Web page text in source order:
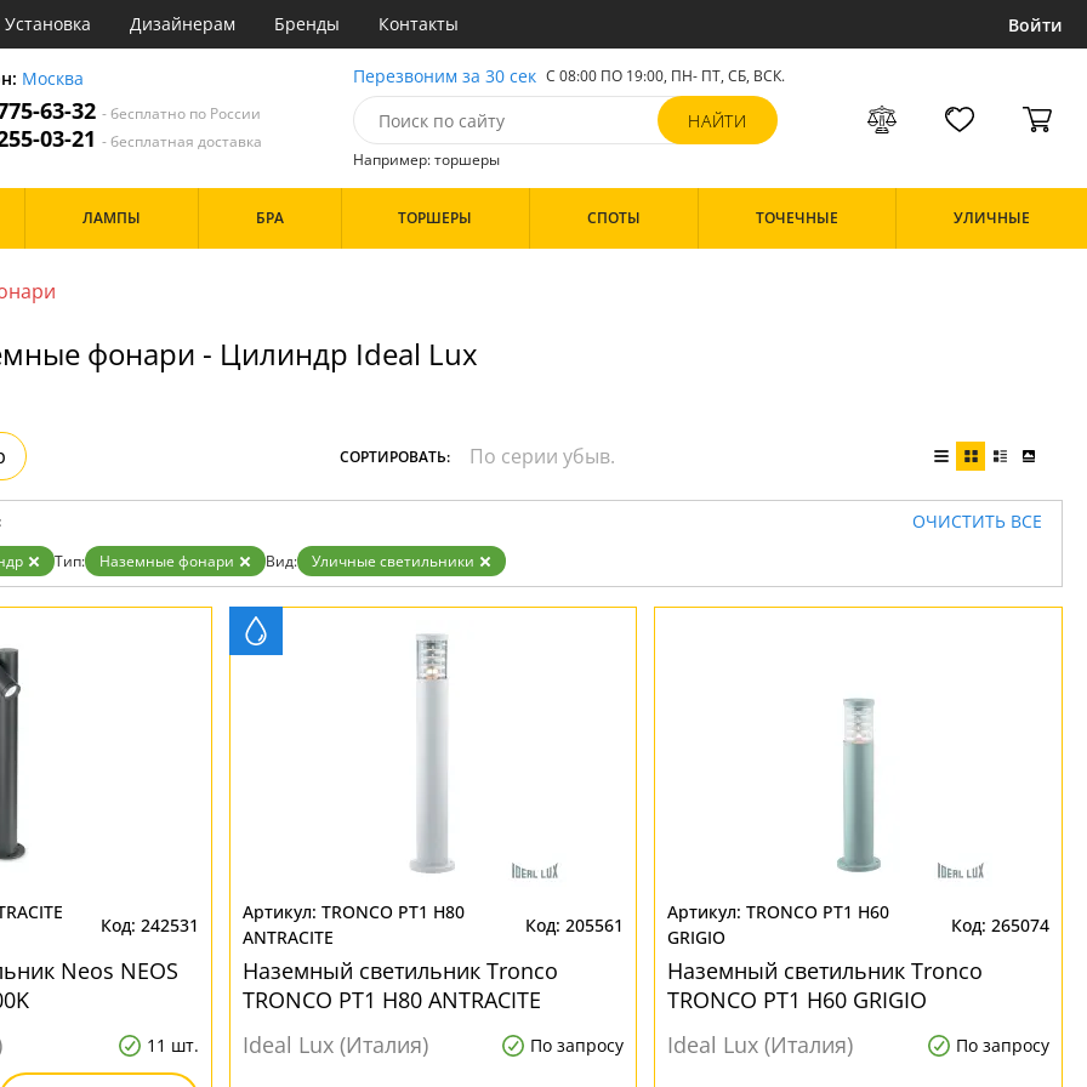
Установка Дизайнерам Бренды Контакты Войти
Москва
63-32- бесплатно по России
03-21- бесплатная доставка
Перезвоним за 30 сек С 08:00 ПО 19:00, ПН- ПТ, СБ, ВСК.
Например: торшеры
Черные
Бренд
ЛАМПЫ БРА ТОРШЕРЫ СПОТЫ ТОЧЕЧНЫЕ УЛИЧНЫЕ
фонари - Цилиндр Ideal Lux
СОРТИРОВАТЬ:
ОЧИСТИТЬ ВСЕ
Тип: Наземные фонари Вид: Уличные светильники
242531
Neos NEOS
11 шт.
TRONCO PT1 H80
ANTRACITE
205561
Наземный светильник Tronco
TRONCO PT1 H80 ANTRACITE
Ideal Lux (Италия)
По запросу
TRONCO PT1 H60
GRIGIO
265074
Наземный светильник Tronco
TRONCO PT1 H60 GRIGIO
Ideal Lux (Италия)
По запросу